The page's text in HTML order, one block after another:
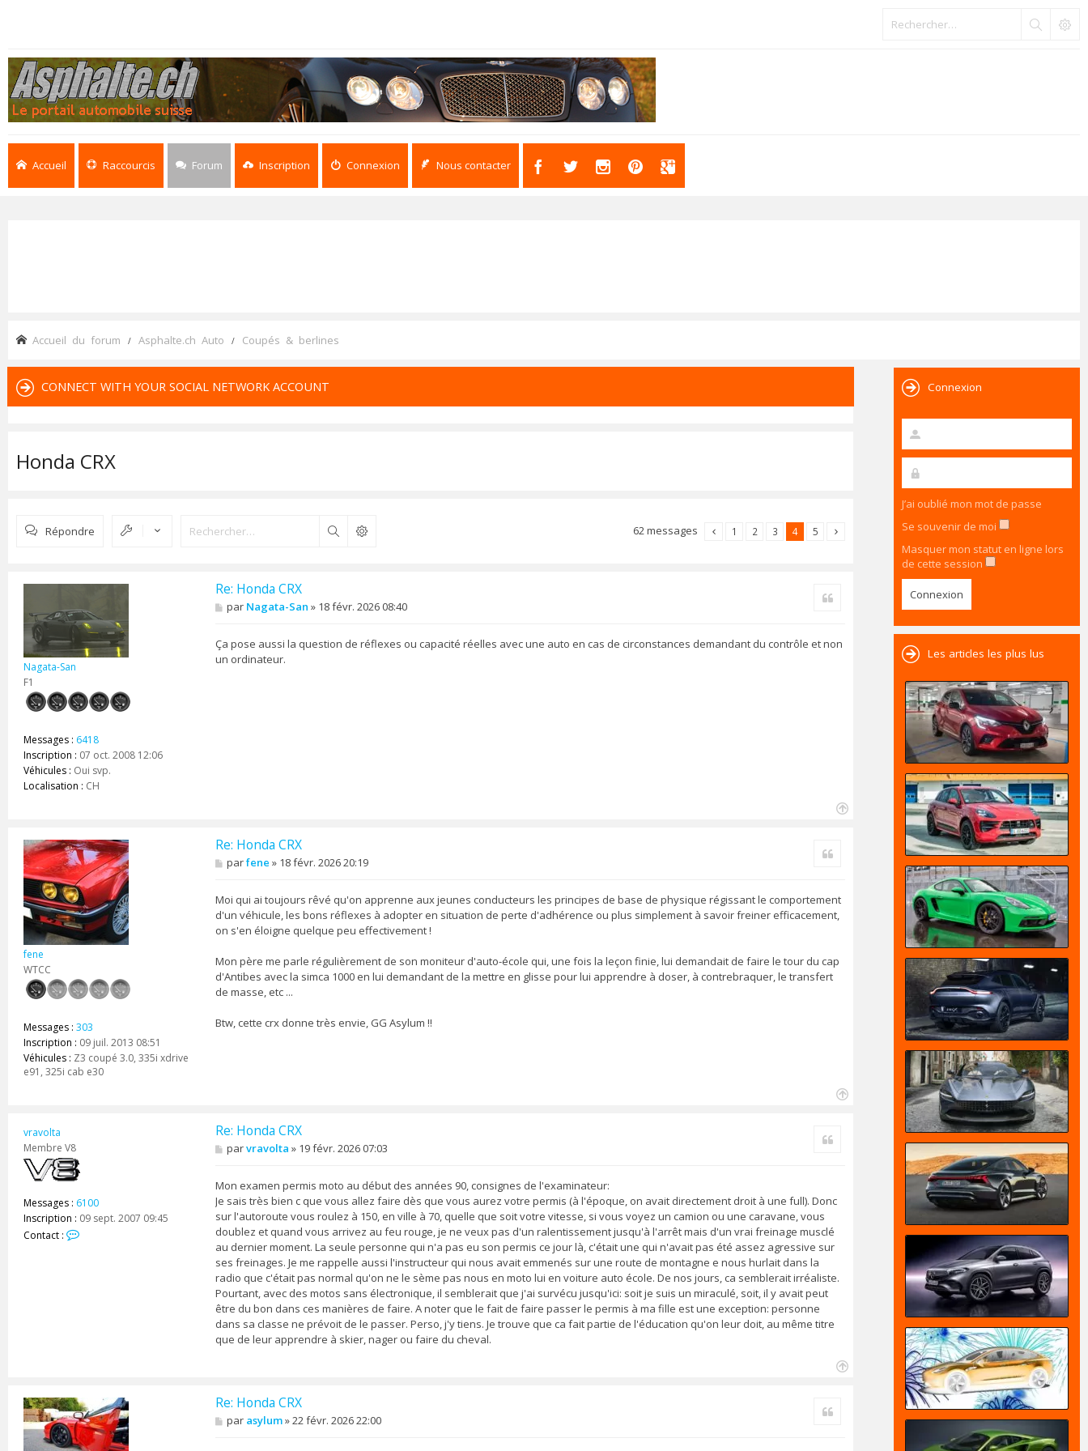
Accueil Raccourcis Forum Inscription Connexion Nous contacter
Accueil du forum Asphalte.ch Auto Coupés & berlines
CONNECT WITH YOUR SOCIAL NETWORK ACCOUNT
Honda CRX
Répondre Rechercher 62 messages 1 2 3 4 5
Nagata-San
F1
Messages : 6418
Inscription : 07 oct. 2008 12:06
Véhicules : Oui svp.
Localisation : CH
Re: Honda CRX
M
e
s
a
g
par Nagata-San » 18 févr. 2026 08:40
Ça pose aussi la question de réflexes ou capacité réelles avec une auto en cas de circonstances demandant du contrôle et non
un ordinateur.
fene
WTCC
Messages : 303
Inscription : 09 juil. 2013 08:51
Véhicules : Z3 coupé 3.0, 335i xdrive
e91, 325i cab e30
Re: Honda CRX
M
e
s
a
g
e
parfene » 18 févr. 2026 20:19
Moi qui ai toujours rêvé qu'on apprenne aux jeunes conducteurs les principes de base de physique régissant le comportement
d'un véhicule, les bons réflexes à adopter en situation de perte d'adhérence ou plus simplement à savoir freiner efficacement,
on s'en éloigne quelque peu effectivement !
Mon père me parle régulièrement de son moniteur d'auto-école qui, une fois la leçon finie, lui demandait de faire le tour du cap
d'Antibes avec la simca 1000 en lui demandant de la mettre en glisse pour lui apprendre à doser, à contrebraquer, le transfert
de masse, etc ...
Btw, cette crx donne très envie, GG Asylum !!
vravolta
Membre V8
Messages : 6100
Inscription : 09 sept. 2007 09:45
Contact :
v
o
l
t
Re: Honda CRX
M
e
s
a
g
e
parvravolta » 19 févr. 2026 07:03
Mon examen permis moto au début des années 90, consignes de l'examinateur:
Je sais très bien c que vous allez faire dès que vous aurez votre permis (à l'époque, on avait directement droit à une full). Donc
sur l'autoroute vous roulez à 150, en ville à 70, quelle que soit votre vitesse, si vous voyez un camion ou une caravane, vous
doublez et quand vous arrivez au feu rouge, je ne veux pas d'un ralentissement jusqu'à l'arrêt mais d'un vrai freinage musclé
au dernier moment. La seule personne qui n'a pas eu son permis ce jour là, c'était une qui n'avait pas été assez agressive sur
ses freinages. Je me rappelle aussi l'instructeur qui nous avait emmenés sur une route de montagne e nous hurlait dans la
radio que c'était pas normal qu'on ne le sème pas nous en moto lui en voiture auto école. De nos jours, ca semblerait irréaliste.
Pourtant, avec des motos sans électronique, il semblerait que j'ai survécu jusqu'ici: soit je suis un miraculé, soit, il y avait peut
être du bon dans ces manières de faire. A noter que le fait de faire passer le permis à ma fille est une exception: personne
dans sa classe ne prévoit de le passer. Perso, j'y tiens. Je trouve que ca fait partie de l'éducation qu'on leur doit, au même titre
que de leur apprendre à skier, nager ou faire du cheval.
Re: Honda CRX
M
e
par asylum»22 févr. 2026 22:00
Connexion
J’ai oublié mon mot de passe
Se souvenir de moi
Masquer mon statut en ligne lors
de cette session
Les articles les plus lus